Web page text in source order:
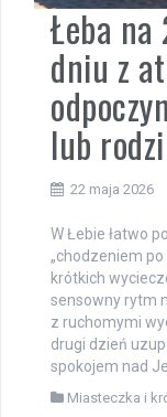
Łeba
dniu z
lub
22 maja 2026
W Łebie łatwo
„chodzeniem
krótkich
sensowny rytm
z ruchomymi
drugi dzień
spokojem nad
Miasteczka i